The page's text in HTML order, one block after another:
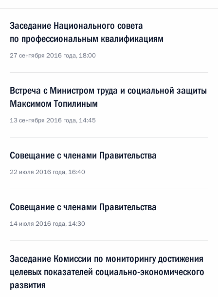
Заседание Национального совета
по профессиональным квалификациям
27 сентября 2016 года, 18:00
Встреча с Министром труда и социальной защиты
Максимом Топилиным
13 сентября 2016 года, 14:45
Совещание с членами Правительства
22 июля 2016 года, 16:40
Совещание с членами Правительства
14 июля 2016 года, 14:30
Заседание Комиссии по мониторингу достижения
целевых показателей социально-экономического
развития